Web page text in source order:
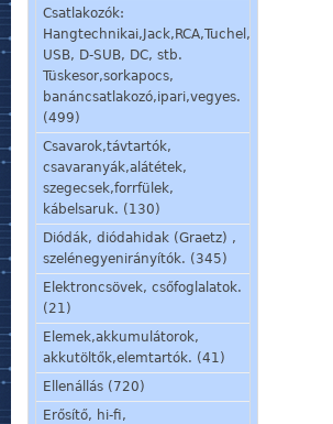
Csatlakozók:
Hangtechnikai,Jack,RCA,Tuchel,
USB, D-SUB, DC, stb.
Tüskesor,sorkapocs,
banáncsatlakozó,ipari,vegyes.
(499)
Csavarok,távtartók,
csavaranyák,alátétek,
szegecsek,forrfülek,
kábelsaruk. (130)
Diódák, diódahidak (Graetz) ,
szelénegyenirányítók. (345)
Elektroncsövek, csőfoglalatok.
(21)
Elemek,akkumulátorok,
akkutöltők,elemtartók. (41)
Ellenállás (720)
Erősítő, hi-fi,